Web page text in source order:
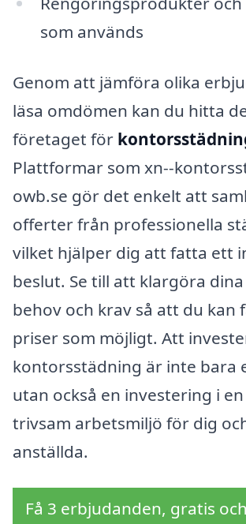
som används
Genom att jämföra olika
läsa omdömen kan du hitta
företaget för
Plattformar som xn--
owb.se gör det enkelt att
offerter från professionella
vilket hjälper dig att fatta ett
beslut. Se till att klargöra
behov och krav så att du kan
priser som möjligt. Att
kontorsstädning är inte bara
utan också en investering i
trivsam arbetsmiljö för dig
anställda.
Få 3 erbjudanden, gratis